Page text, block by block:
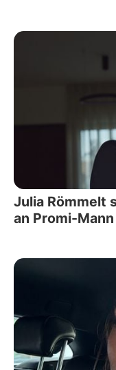
Julia Römmelt
an Promi-Mann